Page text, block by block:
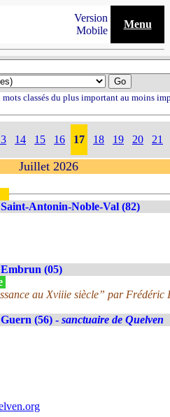
Version
Mobile
Menu
classés du plus important au moins
14 15 16 17 18 19 20 21
Juillet 2026
Saint-Antonin-Noble-Val (82)
Embrun (05)
au Xviiie siècle” par Frédéric
Guern (56) - sanctuaire de Quelven